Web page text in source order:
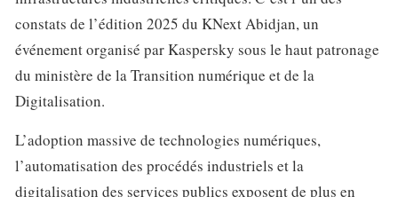
constats de l’édition 2025 du KNext Abidjan, un
événement organisé par Kaspersky sous le haut patronage
du ministère de la Transition numérique et de la
Digitalisation.
L’adoption massive de technologies numériques,
l’automatisation des procédés industriels et la
digitalisation des services publics exposent de plus en